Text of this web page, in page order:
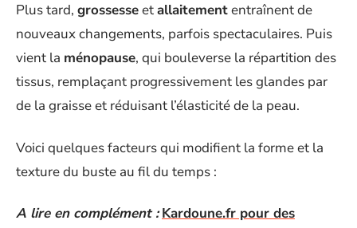
Plus tard, grossesseetallaitemententraînent de
nouveaux changements, parfois spectaculaires. Puis
vient la ménopause, qui bouleverse la répartition des
tissus, remplaçant progressivement les glandes par
de la graisse et réduisant l’élasticité de la peau.
Voici quelques facteurs qui modifient la forme et la
texture du buste au fil du temps :
A lire en complément : Kardoune.fr pour des